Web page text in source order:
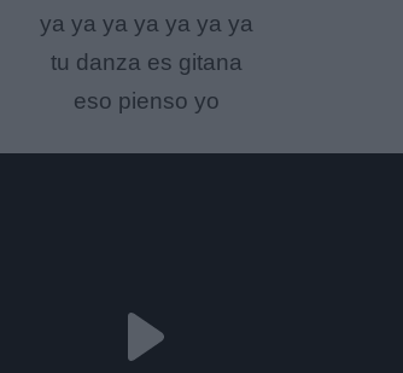
ya ya ya ya ya ya ya
tu danza es gitana
eso pienso yo